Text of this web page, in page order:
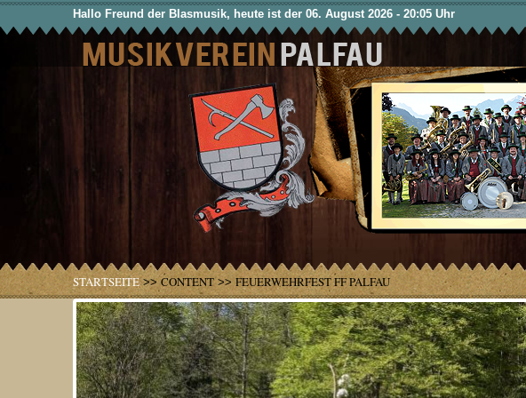
Hallo Freund der Blasmusik, heute ist der 06. August 2026 - 20:05 Uhr
STARTSEITE >> CONTENT >> FEUERWEHRFEST FF PALFAU